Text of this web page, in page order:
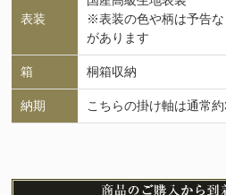
表装
※表装の色や柄は予告
があります
箱 桐箱収納
納期 こちらの掛け軸は通常